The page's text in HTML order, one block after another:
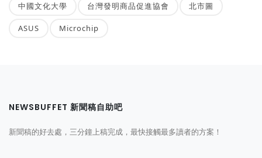
中國文化大學 台灣發明商品促進協會 北市圖
ASUS Microchip
NEWSBUFFET 新聞稿自助吧
新聞稿的好去處，三分鐘上稿完成，最快接觸最多讀者的方案！